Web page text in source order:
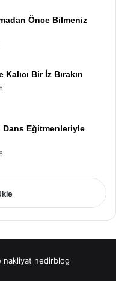
Önce Bilmeniz
Bir İz Bırakın
Dans Eğitmenleriyle
nakliyat nedirblog